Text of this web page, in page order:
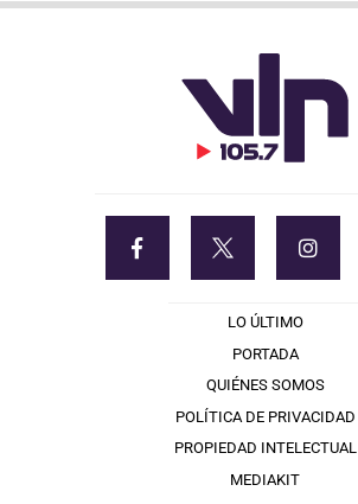
LO ÚLTIMO
PORTADA
QUIÉNES SOMOS
POLÍTICA DE PRIVACIDAD
PROPIEDAD INTELECTUAL
MEDIAKIT